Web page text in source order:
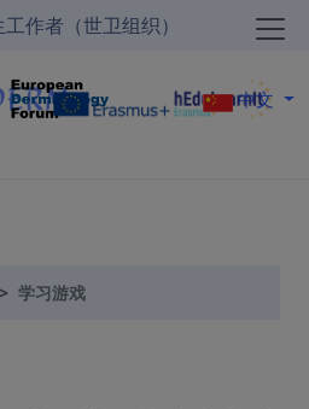
作者（世卫组织）
中文
学习游戏